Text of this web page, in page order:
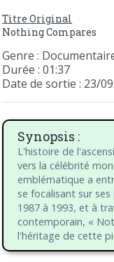
Titre Original
Nothing Compares
Genre :
Durée : 01:37
Date de sortie : 23/
Synopsis :
L'histoire de
vers la célébrité
emblématique a
se focalisant sur
1987 à 1993, et à
contemporain, «
l'héritage de cette